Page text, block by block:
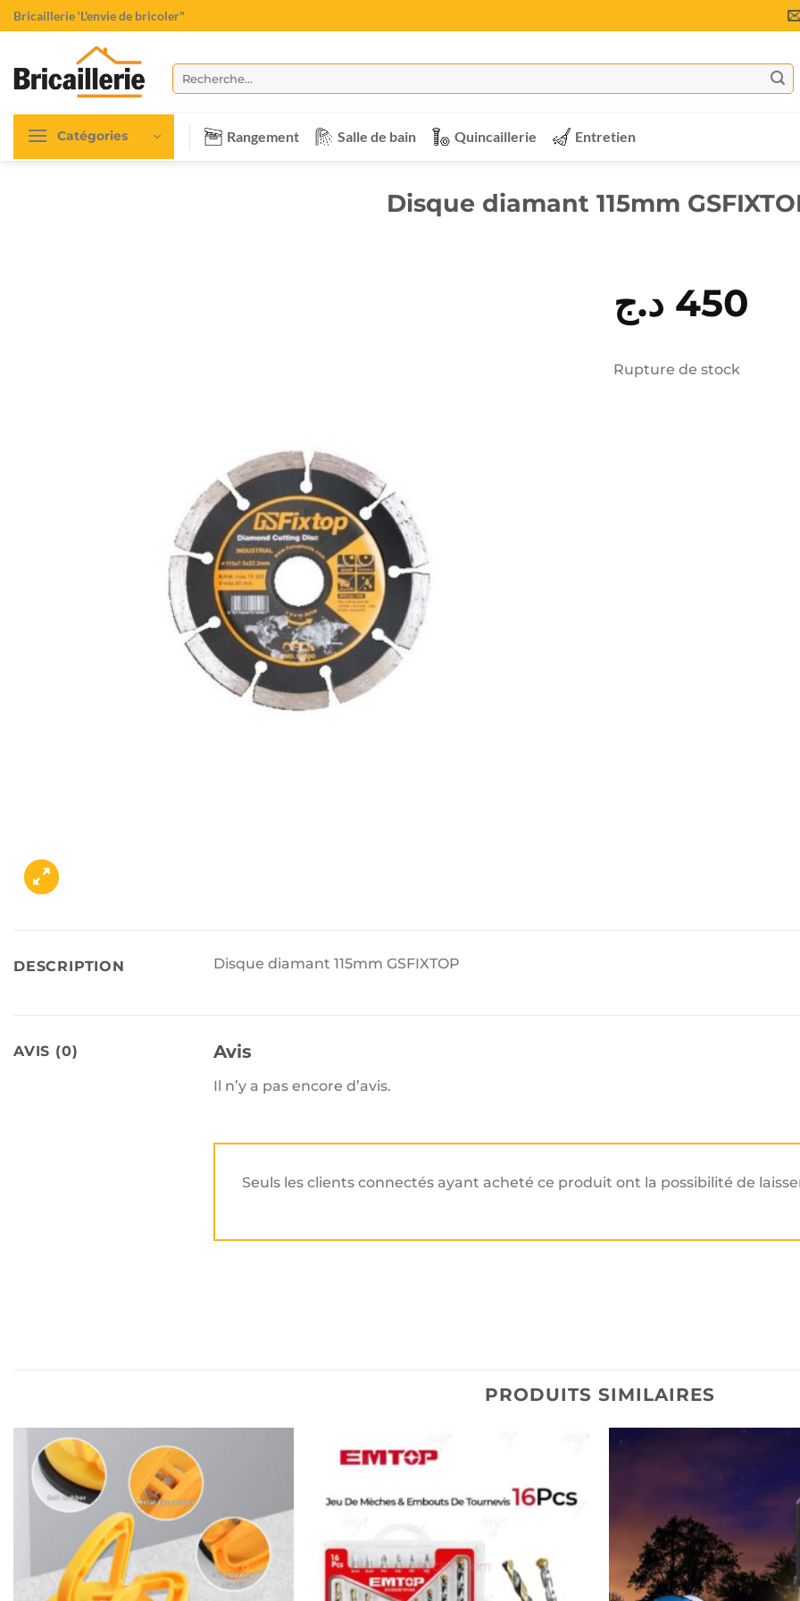
Passer
au
Bricaillerie "L'envie de bricoler"
Recherche
pour :
Catégories Rangement Salle de bain Quincaillerie Entretien
Disque diamant 115mm
450 د.ج
Rupture de stock
DESCRIPTION Disque diamant 115mm GSFIXTOP
AVIS (0) Avis
Il n’y a pas encore d’avis.
Seuls les clients connectés ayant acheté ce produit ont la possibilité de
PRODUITS SIMILAIRES